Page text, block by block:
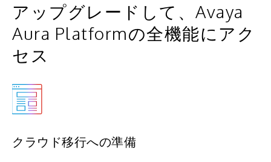
アップグレードして、Avaya
Aura Platformの全機能にアク
セス
クラウド移行への準備